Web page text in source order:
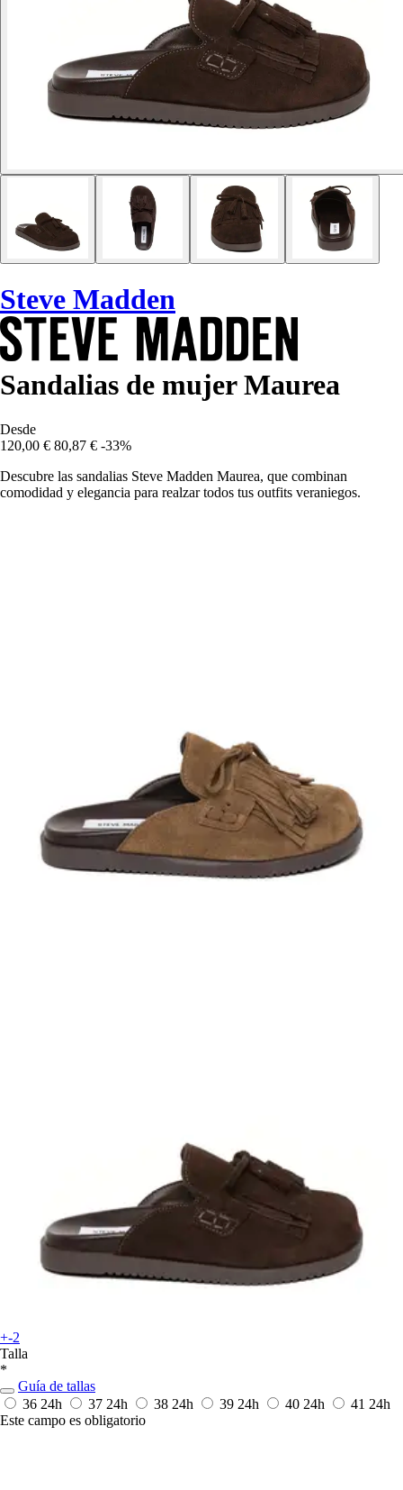
Steve Madden
Sandalias de mujer Maurea
Desde
120,00 € 80,87 € -33%
Descubre las sandalias Steve Madden Maurea, que combinan
comodidad y elegancia para realzar todos tus outfits veraniegos.
+-2
Talla
*
Guía de tallas
36 24h 37 24h 38 24h 39 24h 40 24h 41 24h
Este campo es obligatorio